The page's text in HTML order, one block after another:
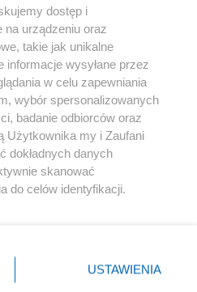
Instagram Youtube
dostęp i
na urządzeniu oraz
takie jak unikalne
informacje wysyłane przez
w celu zapewniania
wybór spersonalizowanych
badanie odbiorców oraz
Użytkownika my i Zaufani
dokładnych danych
skanować
do celów identyfikacji.
ustawień prywatności
rogu strony
USTAWIENIA